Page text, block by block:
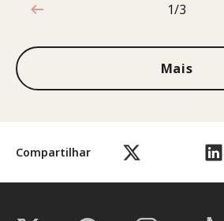
Compartilhar
1 de 3
1/3
Mais